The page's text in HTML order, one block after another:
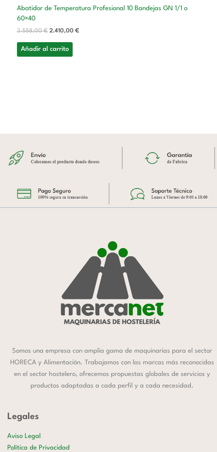
Abatidor de Temperatura Profesional 10 Bandejas GN 1/1 o
60×40
3.558,00€ 2.410,00 €
Añadir al carrito
Somos una empresa con amplia gama de maquinarias para el sector
HORECA y Alimentación. Trabajamos con las marcas más reconocidas
en el sector hostelero, ofrecemos propuestas globales de servicios y
productos adaptadas a cada perfil y a cada necesidad.
Legales
Aviso Legal
Política de Privacidad